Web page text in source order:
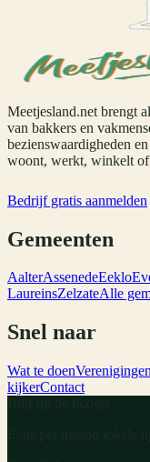
Meetjesland.net brengt
van bakkers en
bezienswaardigheden
woont, werkt, winkelt
Bedrijf gratis aanmelden
Gemeenten
AalterAssenedeEeklo
LaureinsZelzateAlle
Snel naar
Wat te doenVerenigingen
kijkerContact